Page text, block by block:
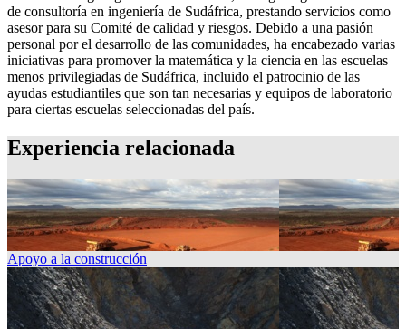
de consultoría en ingeniería de Sudáfrica, prestando servicios como
asesor para su Comité de calidad y riesgos. Debido a una pasión
personal por el desarrollo de las comunidades, ha encabezado varias
iniciativas para promover la matemática y la ciencia en las escuelas
menos privilegiadas de Sudáfrica, incluido el patrocinio de las
ayudas estudiantiles que son tan necesarias y equipos de laboratorio
para ciertas escuelas seleccionadas del país.
Experiencia relacionada
Apoyo a la construcción